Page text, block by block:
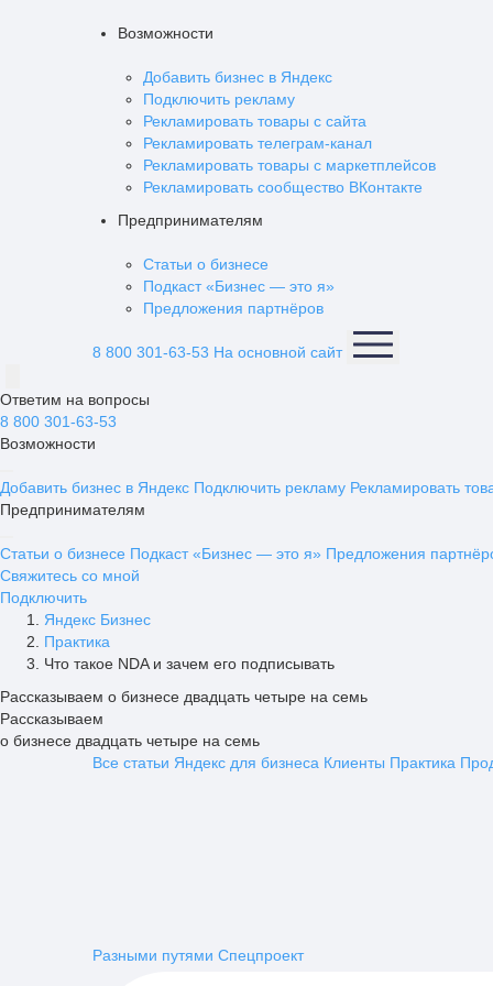
Возможности
Добавить бизнес в Яндекс
Подключить рекламу
Рекламировать товары с сайта
Рекламировать телеграм-канал
Рекламировать товары с маркетплейсов
Рекламировать сообщество ВКонтакте
Предпринимателям
Статьи о бизнесе
Подкаст «Бизнес — это я»
Предложения партнёров
8 800 301-63-53 На основной сайт
Ответим на вопросы
8 800 301-63-53
Возможности
Добавить бизнес в Яндекс Подключить рекламу Рекламировать
Предпринимателям
Статьи о бизнесе Подкаст «Бизнес — это я» Предложения
Свяжитесь со мной
Подключить
Яндекс Бизнес
Практика
Что такое NDA и зачем его подписывать
Рассказываем о бизнесе двадцать четыре на семь
Рассказываем
о бизнесе двадцать четыре на семь
Все статьи Яндекс для бизнеса Клиенты Практика
Разными путями Спецпроект